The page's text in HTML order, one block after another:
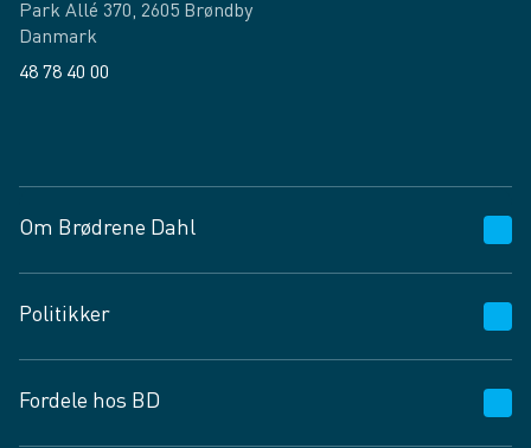
Park Allé 370, 2605 Brøndby
Danmark
48 78 40 00
Om Brødrene Dahl
Vagttelefon 30 10 89 89
Spørgsmål og svar
Job og karriere
Politikker
Privatlivspolitik
Fordele hos BD